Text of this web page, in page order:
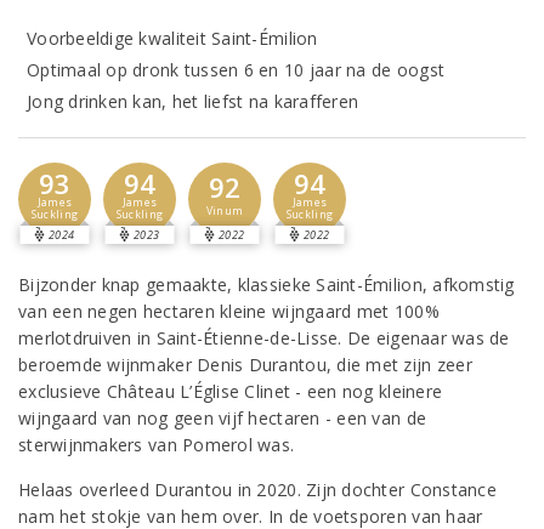
Voorbeeldige kwaliteit Saint-Émilion
Optimaal op dronk tussen 6 en 10 jaar na de oogst
Jong drinken kan, het liefst na karafferen
93
James
Suckling
2024
94
James
Suckling
2023
92
Vinum
2022
94
James
Suckling
2022
Bijzonder knap gemaakte, klassieke Saint-Émilion, afkomstig
van een negen hectaren kleine wijngaard met 100%
merlotdruiven in Saint-Étienne-de-Lisse. De eigenaar was de
beroemde wijnmaker Denis Durantou, die met zijn zeer
exclusieve Château L’Église Clinet - een nog kleinere
wijngaard van nog geen vijf hectaren - een van de
sterwijnmakers van Pomerol was.
Helaas overleed Durantou in 2020. Zijn dochter Constance
nam het stokje van hem over. In de voetsporen van haar